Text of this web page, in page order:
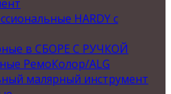
HARDY с
в СБОРЕ С РУЧКОЙ
РемоКолор/ALG
малярный инструмент